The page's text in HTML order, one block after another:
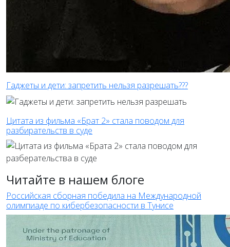
Гаджеты и дети: запретить нельзя разрешать???
Цитата из фильма «Брат 2» стала поводом для
разбирательств в суде
Читайте в нашем блоге
Российская сборная победила на Международной
олимпиаде по кибербезопасности в Тунисе